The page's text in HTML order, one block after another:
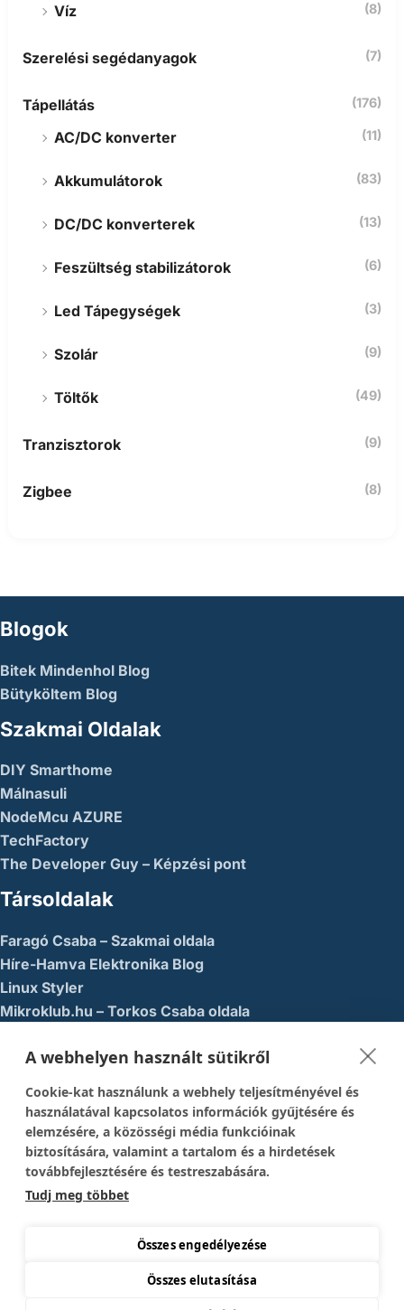
Víz (8)
Szerelési segédanyagok (7)
Tápellátás (176)
AC/DC konverter (11)
Akkumulátorok (83)
DC/DC konverterek (13)
Feszültség stabilizátorok (6)
Led Tápegységek (3)
Szolár (9)
Töltők (49)
Tranzisztorok (9)
Zigbee (8)
Blogok
Bitek Mindenhol Blog
Bütyköltem Blog
Szakmai Oldalak
DIY Smarthome
Málnasuli
NodeMcu AZURE
TechFactory
The Developer Guy – Képzési pont
Társoldalak
Faragó Csaba – Szakmai oldala
Híre-Hamva Elektronika Blog
Linux Styler
Mikroklub.hu – Torkos Csaba oldala
Közösségi Média
1337-es menedék – Youtube
Easy Arduno Channel – Youtube
Magyar Arduino Csoport – Facebook
Magyar Arduino Labor – Facebook
Magyar Arduino Labor – Youtube
A webhelyen használt sütikről
Cookie-kat használunk a webhely teljesítményével és
használatával kapcsolatos információk gyűjtésére és
elemzésére, a közösségi média funkcióinak
biztosítására, valamint a tartalom és a hirdetések
továbbfejlesztésére és testreszabására.
Tudj meg többet
Összes engedélyezése
Összes elutasítása